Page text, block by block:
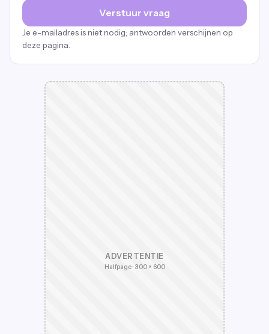
Verstuur vraag
Je e-mailadres is niet nodig; antwoorden verschijnen op
deze pagina.
ADVERTENTIE
Halfpage · 300 × 600